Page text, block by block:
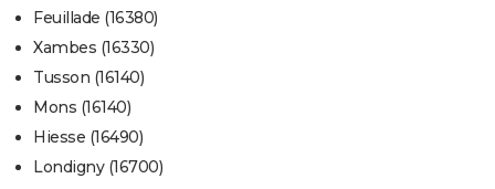
Feuillade (16380)
Xambes (16330)
Tusson (16140)
Mons (16140)
Hiesse (16490)
Londigny (16700)